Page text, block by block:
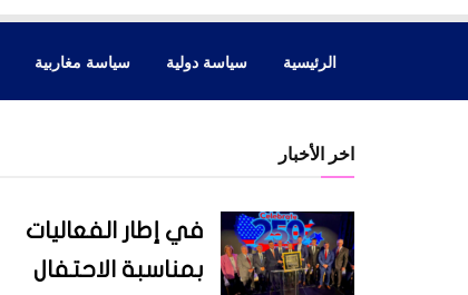
الرئيسية سياسة دولية سياسة مغاربية
اخر الأخبار
في إطار الفعاليات
بمناسبة الاحتفال